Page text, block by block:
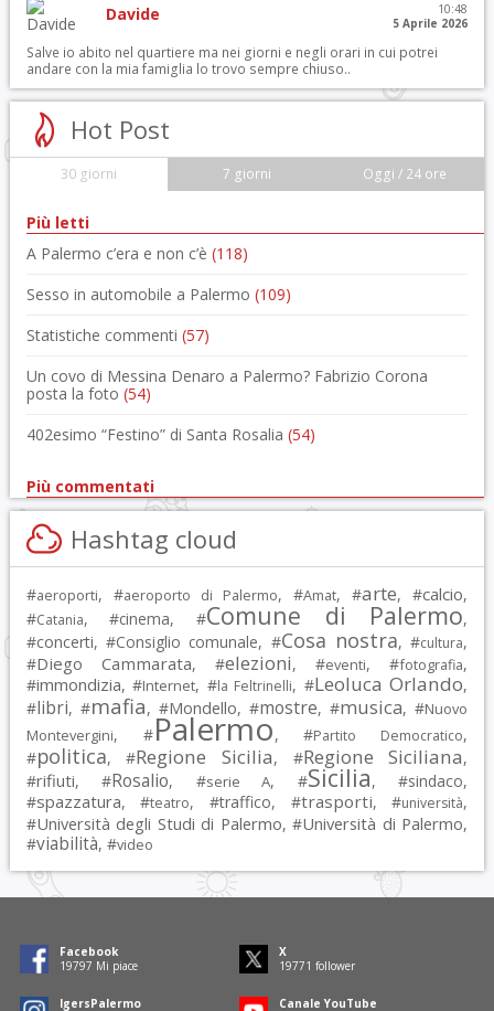
Davide
10:48
5 Aprile 2026
Salve io abito nel quartiere ma nei giorni e negli orari in cui potrei
andare con la mia famiglia lo trovo sempre chiuso..
Hot Post
30 giorni 7 giorni Oggi / 24 ore
Più letti
A Palermo c’era e non c’è (118)
Sesso in automobile a Palermo (109)
Statistiche commenti (57)
Un covo di Messina Denaro a Palermo? Fabrizio Corona
posta la foto (54)
402esimo “Festino” di Santa Rosalia (54)
Più commentati
Hashtag cloud
#aeroporti, #aeroporto di Palermo, #Amat, #arte, #calcio,
#Catania, #cinema, #Comune di Palermo,
#concerti, #Consiglio comunale, #Cosa nostra, #cultura,
#Diego Cammarata, #elezioni, #eventi, #fotografia,
#immondizia, #Internet, #la Feltrinelli, #Leoluca Orlando,
#libri, #mafia, #Mondello, #mostre, #musica, #Nuovo
Montevergini, #Palermo, #Partito Democratico,
#politica, #Regione Sicilia, #Regione Siciliana,
#rifiuti, #Rosalio, #serie A, #Sicilia, #sindaco,
#spazzatura, #teatro, #traffico, #trasporti, #università,
#Università degli Studi di Palermo, #Università di Palermo,
#viabilità, #video
Facebook
19797 Mi piace
X
19771 follower
IgersPalermo
Canale YouTube